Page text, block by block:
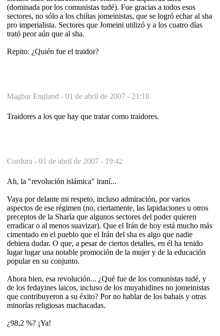
(dominada por los comunistas tudé). Fue gracias a todos esos
sectores, no sólo a los chiítas jomeinistas, que se logró echar al sha
pro imperialista. Sectores que Jomeini utilizó y a los cuatro días
trató peor aún que al sha.
Repito: ¿Quién fue el traidor?
Magbar England - 01 de abril de 2007 - 21:18
Traidores a los que hay que tratar como traidores.
Cordura - 01 de abril de 2007 - 19:42
Ah, la "revolución islámica" iraní...
Vaya por delante mi respeto, incluso admiración, por varios
aspectos de ese régimen (no, ciertamente, las lapidaciones u otros
preceptos de la Sharía que algunos sectores del poder quieren
erradicar o al menos suavizar). Que el Irán de hoy está mucho más
cimentado en el pueblo que el Irán del sha es algo que nadie
debiera dudar. O que, a pesar de ciertos detalles, en él ha tenido
lugar lugar una notable promoción de la mujer y de la educación
popular en su conjunto.
Ahora bien, esa revolución... ¿Qué fue de los comunistas tudé, y
de los fedayines laicos, incluso de los muyahidines no jomeinistas
que contribuyeron a su éxito? Por no hablar de los bahais y otras
minorías religiosas machacadas.
¿98,2 %? ¡Ya!